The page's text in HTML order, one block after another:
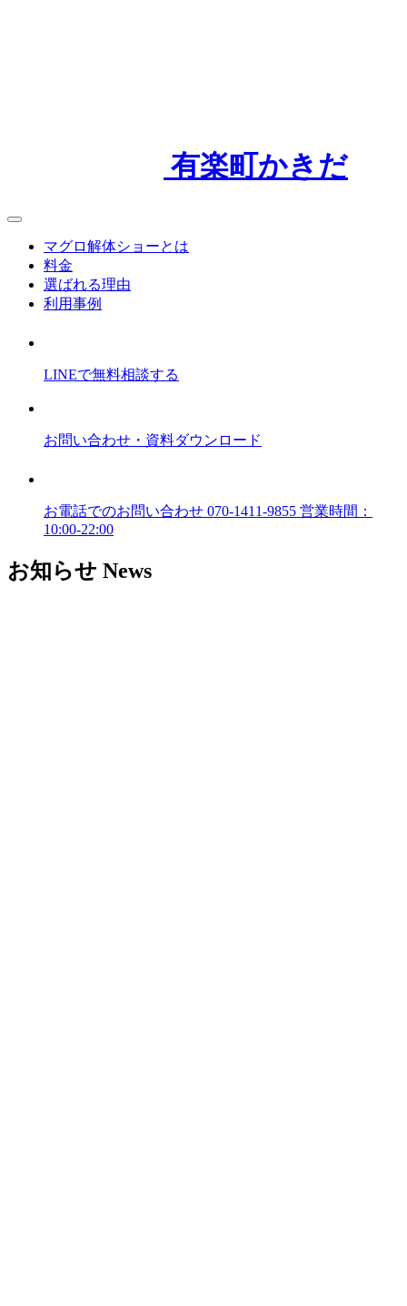
有楽町かきだ
マグロ解体ショーとは
料金
選ばれる理由
利用事例
LINEで無料相談する
お問い合わせ ・資料ダウンロード
お電話でのお問い合わせ 070-1411-9855 営業時間：
10:00-22:00
お知らせ News